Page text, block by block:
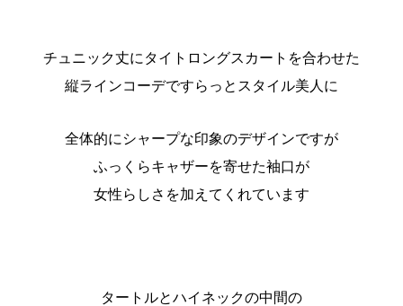
チュニック丈にタイトロングスカートを合わせた
縦ラインコーデですらっとスタイル美人に
全体的にシャープな印象のデザインですが
ふっくらキャザーを寄せた袖口が
女性らしさを加えてくれています
タートルとハイネックの中間の